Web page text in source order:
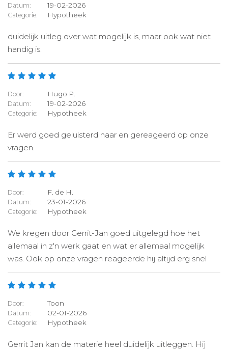
Datum: 19-02-2026
Categorie: Hypotheek
duidelijk uitleg over wat mogelijk is, maar ook wat niet
handig is.
Door: Hugo P.
Datum: 19-02-2026
Categorie: Hypotheek
Er werd goed geluisterd naar en gereageerd op onze
vragen.
Door: F. de H.
Datum: 23-01-2026
Categorie: Hypotheek
We kregen door Gerrit-Jan goed uitgelegd hoe het
allemaal in z'n werk gaat en wat er allemaal mogelijk
was. Ook op onze vragen reageerde hij altijd erg snel
Door: Toon
Datum: 02-01-2026
Categorie: Hypotheek
Gerrit Jan kan de materie heel duidelijk uitleggen. Hij